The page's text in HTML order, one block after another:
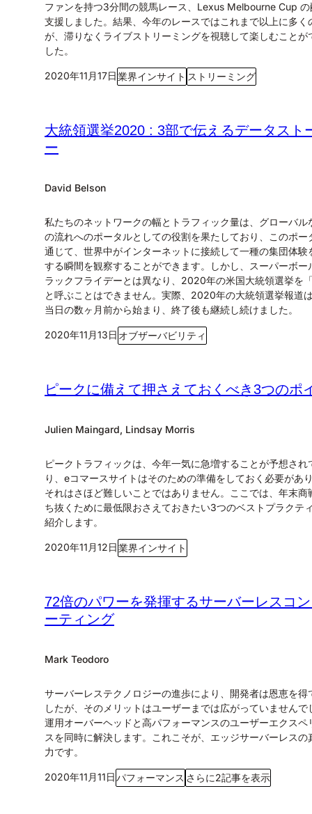
ファンを持つ3分間の競馬レース、Lexus Melbourne Cup の
支援しました。結果、今年のレースではこれまで以上に多く
が、滞りなくライブストリーミングを視聴して楽しむことが
した。
2020年11月17日業界インサイト ストリーミング
大統領選挙2020 : 3部で伝えるデータスト
ー
David Belson
私たちのネットワークの幅とトラフィック量は、グローバル
の流れへのポータルとしての役割を果たしており、このポー
通じて、世界中がインターネットに接続して一種の集団体験
する瞬間を観察することができます。しかし、スーパーボー
ラックフライデーとは異なり、2020年の米国大統領選挙を
と呼ぶことはできません。実際、2020年の大統領選挙報道
当日の数ヶ月前から始まり、終了後も継続し続けました。
2020年11月13日 オブザーバビリティ
ピークに備えて押さえておくべき3つのポ
Julien Maingard, Lindsay Morris
ピークトラフィックは、今年一気に急増することが予想され
り、eコマースサイトはそのための準備をしておく必要があ
それはさほど難しいことではありません。ここでは、年末商
ち抜くために最低限おさえておきたい3つのベストプラクテ
紹介します。
2020年11月12日業界インサイト
72倍のパワーを発揮するサーバーレスコ
ーティング
Mark Teodoro
サーバーレステクノロジーの進歩により、開発者は恩恵を得
したが、そのメリットはユーザーまでは広がっていませんで
運用オーバーヘッドと高パフォーマンスのユーザーエクスペ
スを同時に解決します。これこそが、エッジサーバーレスの
力です。
2020年11月11日パフォーマンス さらに2記事を表示